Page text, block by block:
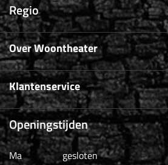
Regio
Over Woontheater
Klantenservice
Openingstijden
Ma
gesloten